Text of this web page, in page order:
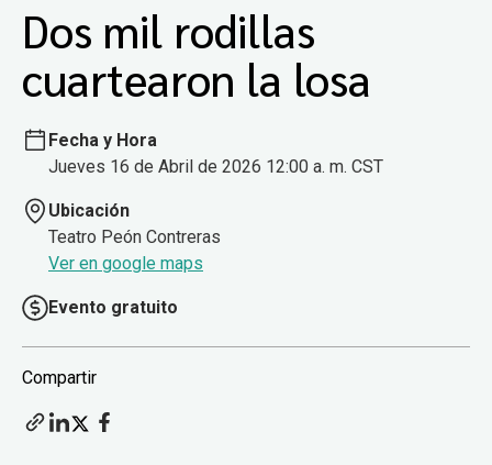
Dos mil rodillas
cuartearon la losa
Fecha y Hora
Jueves 16 de Abril de 2026 12:00 a. m. CST
Ubicación
Teatro Peón Contreras
Ver en google maps
Evento gratuito
Compartir